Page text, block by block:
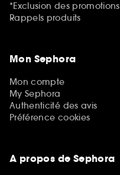
*Exclusion des promotions
Rappels produits
Mon Sephora
Mon compte
My Sephora
Authenticité des avis
Préférence cookies
A propos de Sephora